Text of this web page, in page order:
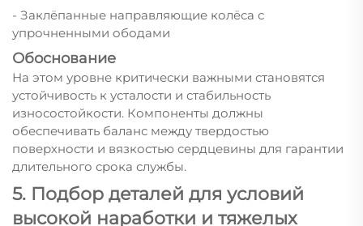
- Заклёпанные направляющие колёса с
упрочненными ободами
Обоснование
На этом уровне критически важными становятся
устойчивость к усталости и стабильность
износостойкости. Компоненты должны
обеспечивать баланс между твердостью
поверхности и вязкостью сердцевины для гарантии
длительного срока службы.
5. Подбор деталей для условий
высокой наработки и тяжелых